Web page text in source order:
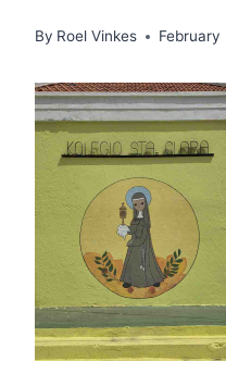
By Roel Vinkes February